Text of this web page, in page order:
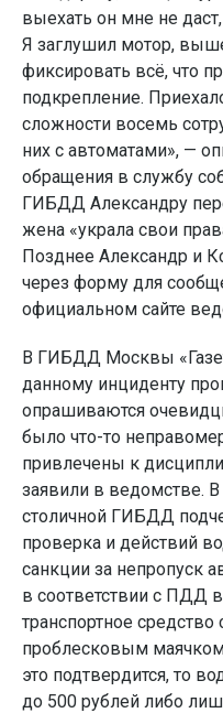
выехать он мне не
Я заглушил мотор,
фиксировать всё, что
подкрепление.
сложности восемь
них с автоматами», —
обращения в службу
ГИБДД Александру
жена «украла свои
Позднее Александр и
через форму для
официальном сайте
В ГИБДД Москвы
данному инциденту
опрашиваются
было что-то
привлечены к
заявили в ведомстве.
столичной ГИБДД
проверка и действий
санкции за непропуск
в соответствии с ПДД
транспортное
проблесковым
это подтвердится, то
до 500 рублей либо